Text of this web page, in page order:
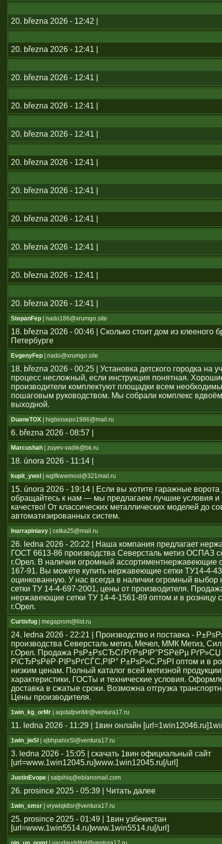
20. března 2026 - 12:42 |
20. března 2026 - 12:41 |
20. března 2026 - 12:41 |
20. března 2026 - 12:41 |
20. března 2026 - 12:41 |
20. března 2026 - 12:41 |
20. března 2026 - 12:41 |
20. března 2026 - 12:41 |
20. března 2026 - 12:41 |
20. března 2026 - 12:41 |
20. března 2026 - 12:41 |
StepanFep | nado186@xrumgo.site
18. března 2026 - 00:46 | Сколько стоит дом из клееного
Петербурге
EvgenyFep | nado@xrumgo.site
18. března 2026 - 00:25 | Установка детского городка на
процесс несложный, если инструкция понятная.
производители комплектуют площадки всем
пошаговым руководством. Мы собрали комплекс
выходной.
DuaneTOX | higbiosepo1986@mail.ru
6. března 2026 - 08:57 |
Marcushah | zuyev-vadik@bk.ru
18. února 2026 - 11:14 |
kupit_ywsl | wglfkwwmosl@321mail.ru
15. února 2026 - 19:14 | Если вы хотите гаражные
обращайтесь к нам — мы предлагаем лучшие условия и
качество! От классических металлических моделей до
автоматизированных систем.
Inarrapiniavy | cetka25@mail.ru
26. ledna 2026 - 20:22 | Наша компания предлагает
ГОСТ 6613-86 производства Северсталь метиз ОСПАЗ
г.Орел. В наличии огромный ассортиментнержавеющие
167-91. Вы можете купить нержавеющие сетки ТУ14-4-
оцинкованную. У нас всегда в наличии огромный
сетки ТУ 14-4-697-2001, цены от производителя.
нержавеющие сетки ТУ 14-4-1561-89 оптом и в розницу
г.Орел.
Curtisfug | megaprom@list.ru
24. ledna 2026 - 22:21 | Производство и поставка -
производства Северсталь метиз, Мечел, ММК Метиз,
г.Орел. Продажа РѕР±РѕСЂСѓРґРѕРІР°РЅРёРµ РґР»СЏ
РїСЂРѕРёР·РІРѕРґСЃС‚РІР° Р±РѕР»С‚РѕРІ оптом и в
низким ценам. Полный каталог всей метизной
характеристики, ГОСТы и технические условия.
доставка в сжатые сроки. Возможна отгрузка
Цены производителя.
1win_kg_orMr | aqotafpvnMr@ventura17.ru
11. ledna 2026 - 11:29 | 1вин онлайн
1win_jwSl | xjbhpahixSl@ventura17.ru
3. ledna 2026 - 15:05 | скачать 1вин официальный сайт
[url=www.1win12045.ru]www.1win12045.ru[/url]
JustinEvope | satpihiq@eblanomail.com
26. prosince 2025 - 05:39 | Читать далее
1win_smsr | vrywlqktlsr@ventura17.ru
25. prosince 2025 - 01:49 | 1вин узбекистан
[url=www.1win5514.ru]www.1win5514.ru[/url]